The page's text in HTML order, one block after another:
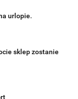
urlopie.
sklep zostanie